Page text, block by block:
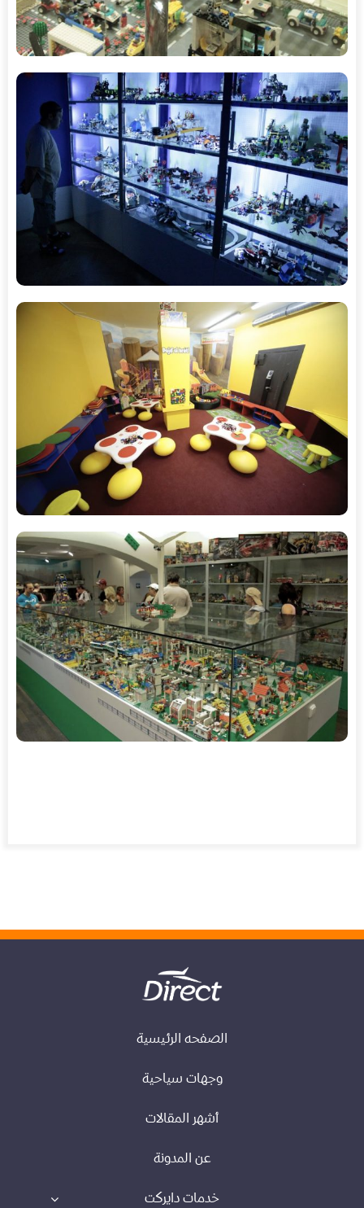
الصفحه الرئيسية
وجهات سياحية
أشهر المقالات
عن المدونة
خدمات دايركت